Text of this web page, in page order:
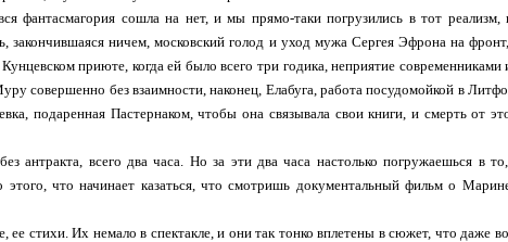
фантасмагория сошла на нет, и мы прямо-таки погрузились в тот
закончившаяся ничем, московский голод и уход мужа Сергея Эфрона на
приюте, когда ей было всего три годика, неприятие
совершенно без взаимности, наконец, Елабуга, работа посудомойкой в
подаренная Пастернаком, чтобы она связывала свои книги, и смерть от
антракта, всего два часа. Но за эти два часа настолько погружаешься в
этого, что начинает казаться, что смотришь документальный фильм о
ее стихи. Их немало в спектакле, и они так тонко вплетены в сюжет, что даже